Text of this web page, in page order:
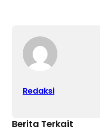
Redaksi
Berita Terkait